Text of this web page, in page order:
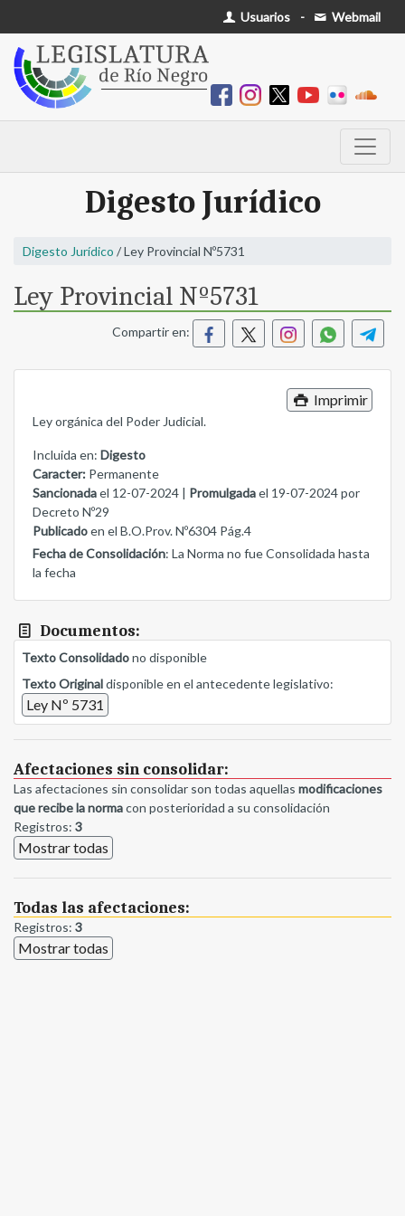
Usuarios - Webmail
Digesto Jurídico
Digesto Jurídico / Ley Provincial Nº5731
Ley Provincial Nº5731
Compartir en:
Imprimir
Ley orgánica del Poder Judicial.
Incluida en: Digesto
Caracter: Permanente
Sancionadael 12-07-2024 | Promulgadael 19-07-2024 por
Decreto Nº29
Publicadoen el B.O.Prov. Nº6304 Pág.4
Fecha de Consolidación: La Norma no fue Consolidada hasta
la fecha
Documentos:
Texto Consolidadono disponible
Texto Originaldisponible en el antecedente legislativo:
Ley Nº 5731
Afectaciones sin consolidar:
Las afectaciones sin consolidar son todas aquellas modificaciones
que recibe la normacon posterioridad a su consolidación
Registros: 3
Mostrar todas
Todas las afectaciones:
Registros: 3
Mostrar todas